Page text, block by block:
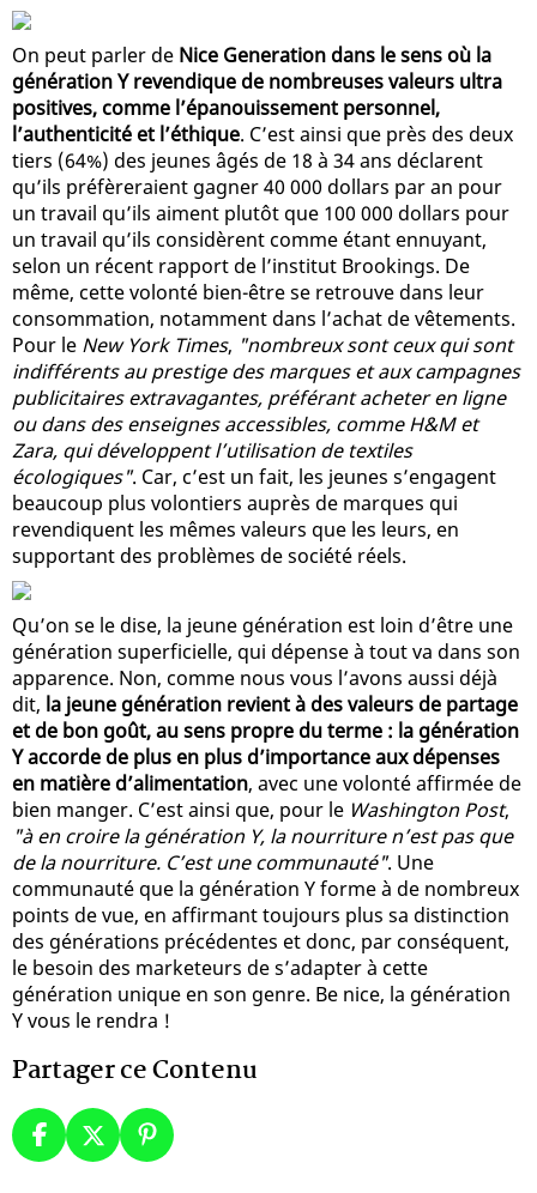
On peut parler de Nice Generation dans le sens où la
génération Y revendique de nombreuses valeurs ultra
positives, comme l’épanouissement personnel,
l’authenticité et l’éthique. C’est ainsi que près des deux
tiers (64%) des jeunes âgés de 18 à 34 ans déclarent
qu’ils préfèreraient gagner 40 000 dollars par an pour
un travail qu’ils aiment plutôt que 100 000 dollars pour
un travail qu’ils considèrent comme étant ennuyant,
selon un récent rapport de l’institut Brookings. De
même, cette volonté bien-être se retrouve dans leur
consommation, notamment dans l’achat de vêtements.
Pour le New York Times, "nombreux sont ceux qui sont
indifférents au prestige des marques et aux campagnes
publicitaires extravagantes, préférant acheter en ligne
ou dans des enseignes accessibles, comme H&M et
Zara, qui développent l’utilisation de textiles
écologiques". Car, c’est un fait, les jeunes s’engagent
beaucoup plus volontiers auprès de marques qui
revendiquent les mêmes valeurs que les leurs, en
supportant des problèmes de société réels.
Qu’on se le dise, la jeune génération est loin d’être une
génération superficielle, qui dépense à tout va dans son
apparence. Non, comme nous vous l’avons aussi déjà
dit, la jeune génération revient à des valeurs de partage
et de bon goût, au sens propre du terme : la génération
Y accorde de plus en plus d’importance aux dépenses
en matière d’alimentation, avec une volonté affirmée de
bien manger. C’est ainsi que, pour le Washington Post,
"à en croire la génération Y, la nourriture n’est pas que
de la nourriture. C’est une communauté". Une
communauté que la génération Y forme à de nombreux
points de vue, en affirmant toujours plus sa distinction
des générations précédentes et donc, par conséquent,
le besoin des marketeurs de s’adapter à cette
génération unique en son genre. Be nice, la génération
Y vous le rendra !
Partager ce Contenu